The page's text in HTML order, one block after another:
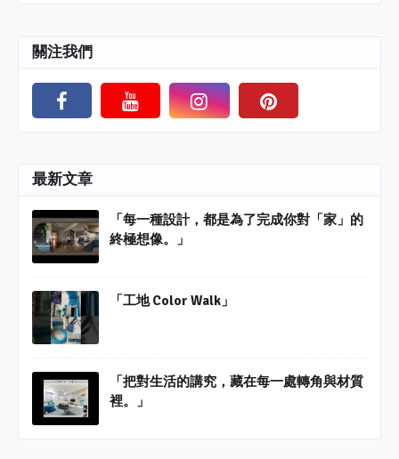
關注我們
最新文章
「每一種設計，都是為了完成你對「家」的
終極想像。」
「工地 Color Walk」
「把對生活的講究，藏在每一處轉角與材質
裡。」